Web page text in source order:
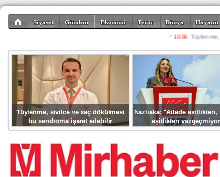
Siyaset Gündem Ekonomi Terör Dünya
Spor Misafir
Tüylenme, sivilce ve saç dökülmesi
bu sendroma işaret edebilir
Nazlıaka: ''Ailede eşitlikten,
eşitlikten